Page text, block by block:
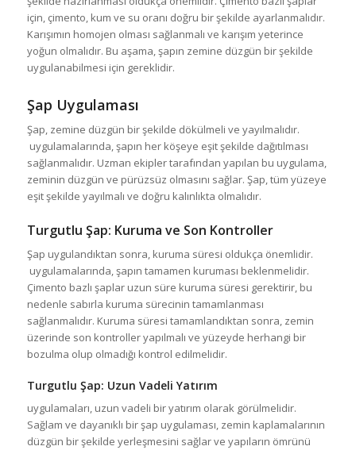
için, çimento, kum ve su oranı doğru bir şekilde ayarlanmalıdır.
Karışımın homojen olması sağlanmalı ve karışım yeterince
yoğun olmalıdır. Bu aşama, şapın zemine düzgün bir şekilde
uygulanabilmesi için gereklidir.
Şap Uygulaması
Şap, zemine düzgün bir şekilde dökülmeli ve yayılmalıdır.
uygulamalarında, şapın her köşeye eşit şekilde dağıtılması
sağlanmalıdır. Uzman ekipler tarafından yapılan bu uygulama,
zeminin düzgün ve pürüzsüz olmasını sağlar. Şap, tüm yüzeye
eşit şekilde yayılmalı ve doğru kalınlıkta olmalıdır.
Turgutlu Şap: Kuruma ve Son Kontroller
Şap uygulandıktan sonra, kuruma süresi oldukça önemlidir.
uygulamalarında, şapın tamamen kuruması beklenmelidir.
Çimento bazlı şaplar uzun süre kuruma süresi gerektirir, bu
nedenle sabırla kuruma sürecinin tamamlanması
sağlanmalıdır. Kuruma süresi tamamlandıktan sonra, zemin
üzerinde son kontroller yapılmalı ve yüzeyde herhangi bir
bozulma olup olmadığı kontrol edilmelidir.
Turgutlu Şap: Uzun Vadeli Yatırım
uygulamaları, uzun vadeli bir yatırım olarak görülmelidir.
Sağlam ve dayanıklı bir şap uygulaması, zemin kaplamalarının
düzgün bir şekilde yerleşmesini sağlar ve yapıların ömrünü